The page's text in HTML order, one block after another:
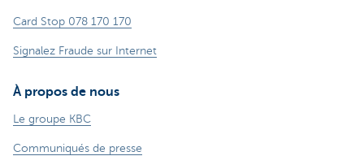
Card Stop 078 170 170
Signalez Fraude sur Internet
À propos de nous
Le groupe KBC
Communiqués de presse